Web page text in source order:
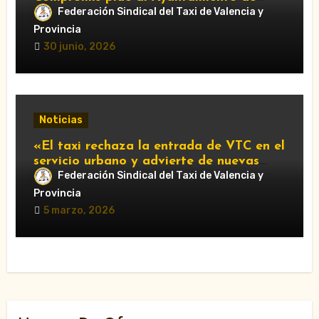
València que respalde al sector y
reclame cambios en la regulación de las
VTC.”
Federación Sindical del Taxi de Valencia y
Provincia
30 junio, 2026
Noticias
«El taxi rechaza la entrada de VTC en el
servicio urbano y advierte de nuevas
movilizaciones»
Federación Sindical del Taxi de Valencia y
Provincia
5 marzo, 2026